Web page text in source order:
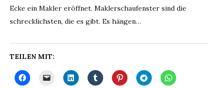
Ecke ein Makler eröffnet. Maklerschaufenster sind die
schrecklichsten, die es gibt. Es hängen…
TEILEN MIT: